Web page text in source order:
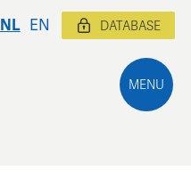
MENU
NL EN DATABASE